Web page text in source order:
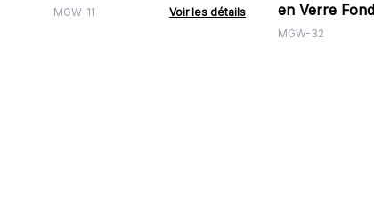
MGW-11 Voir les détails
en Verre
MGW-32